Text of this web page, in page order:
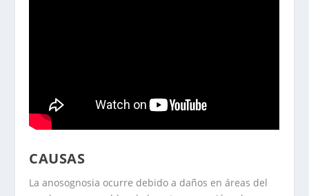
CAUSAS
La anosognosia ocurre debido a daños en áreas del